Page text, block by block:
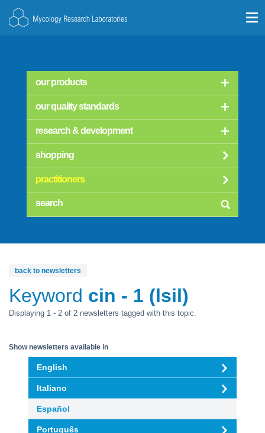
our products
our quality standards
research & development
shopping
practitioners
Keyword cin - 1 (lsil)
back to newsletters
Displaying 1 - 2 of 2 newsletters tagged with this topic.
Show newsletters available in
English
Italiano
Español
Português